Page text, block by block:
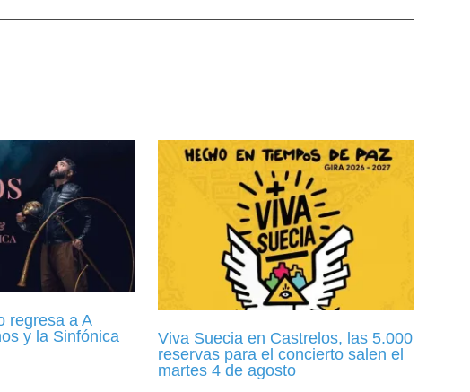
regresa a A
y la Sinfónica
Viva Suecia en Castrelos, las 5.000
reservas para el concierto salen el
martes 4 de agosto